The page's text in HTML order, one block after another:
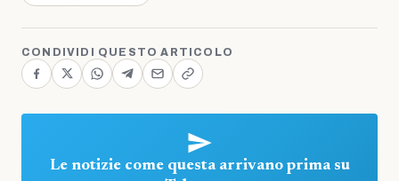
CONDIVIDI QUESTO ARTICOLO
Le notizie come questa arrivano prima su